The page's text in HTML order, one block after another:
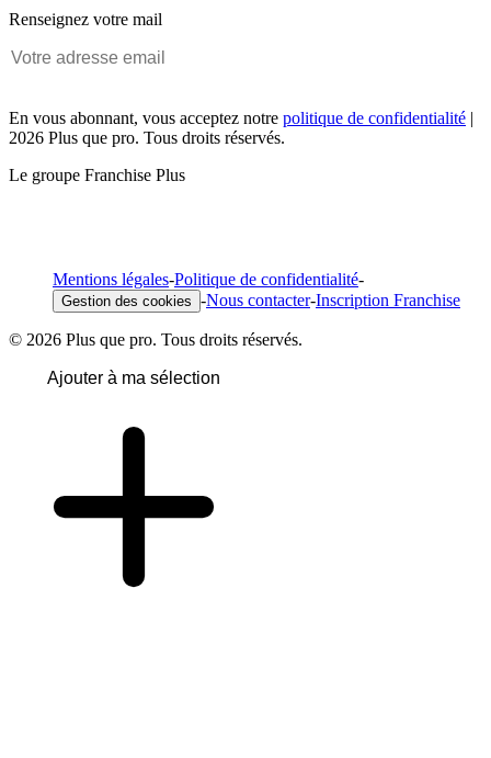
Renseignez votre mail
En vous abonnant, vous acceptez notre politique de confidentialité |
2026 Plus que pro. Tous droits réservés.
Le groupe Franchise Plus
Mentions légales-Politique de confidentialité-
Gestion des cookies -Nous contacter-Inscription Franchise
© 2026 Plus que pro. Tous droits réservés.
Ajouter à ma sélection